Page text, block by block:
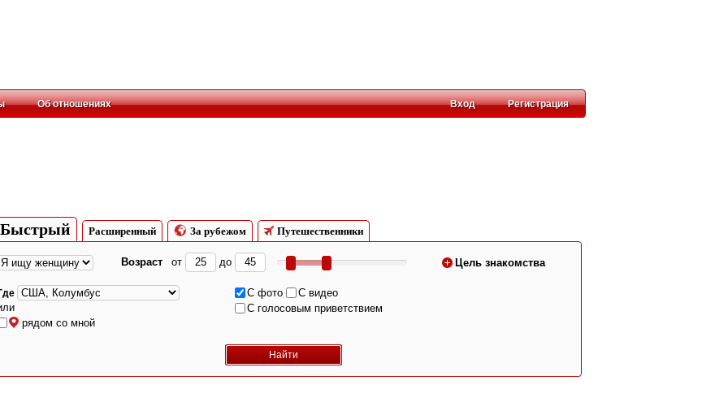
Об отношениях Регистрация
Вход
Быстрый Расширенный За рубежом Путешественники
Возраст от до Цель знакомства
С фото
С видео
С голосовым приветствием
рядом со мной